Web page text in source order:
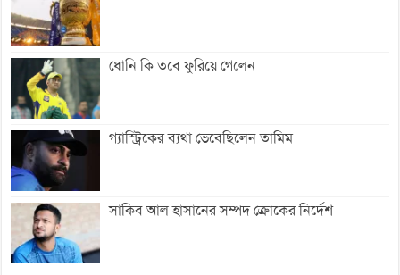
ধোনি কি তবে ফুরিয়ে গেলেন
গ্যাস্ট্রিকের ব্যথা ভেবেছিলেন তামিম
সাকিব আল হাসানের সম্পদ ক্রোকের নির্দেশ